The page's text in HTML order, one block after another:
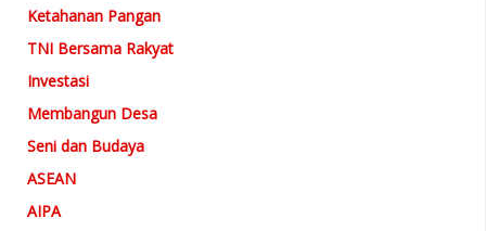
Ketahanan Pangan
TNI Bersama Rakyat
Investasi
Membangun Desa
Seni dan Budaya
ASEAN
AIPA